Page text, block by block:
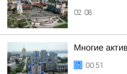
02:08
Многие
00:51